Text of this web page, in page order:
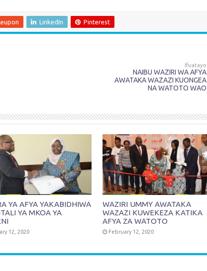
LinkedIn Pinterest
Ifuatayo
NAIBU WAZIRI WA AFYA
AWATAKA WAZAZI KUONGEA
NA WATOTO WAO
YA AFYA YAKABIDHIWA
YA MKOA YA
12, 2020
WAZIRI UMMY AWATAKA
WAZAZI KUWEKEZA KATIKA
AFYA ZA WATOTO
February 12, 2020